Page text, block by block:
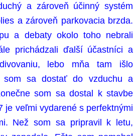
a zároveň účinný systém
a zároveň parkovacia brzda.
a debaty okolo toho nebrali
prichádzali ďalší účastníci a
lebo mňa tam išlo
som sa dostať do vzduchu a
som sa dostal k stavbe
je veľmi vydarené s perfektnými
Než som sa pripravil k letu,